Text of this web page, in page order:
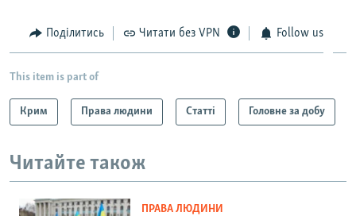
Поділитись Читати без VPN Follow us
This item is part of
Крим Права людини Статті Головне за добу
Читайте також
ПРАВА ЛЮДИНИ